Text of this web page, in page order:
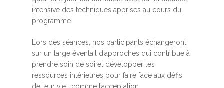
intensive des techniques apprises au cours du
programme.
Lors des séances, nos participants échangeront
sur un large éventail d’approches qui contribue à
prendre soin de soi et développer les
ressources intérieures pour faire face aux défis
de leur vie : comme l’acceptation